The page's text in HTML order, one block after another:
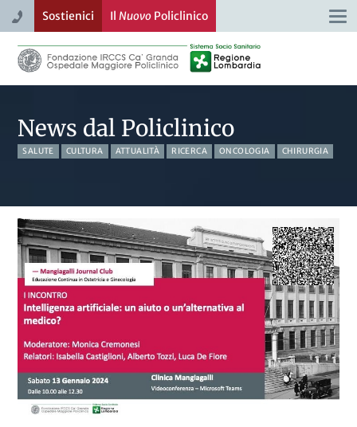
Sostienici Il NuovoPoliclinico
News dal Policlinico
SALUTE CULTURA ATTUALITÀ RICERCA ONCOLOGIA CHIRURGIA